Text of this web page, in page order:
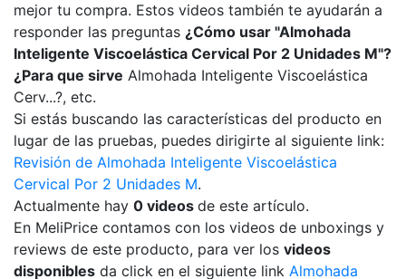
mejor tu compra. Estos videos también te ayudarán a
responder las preguntas ¿Cómo usar "Almohada
Inteligente Viscoelástica Cervical Por 2 Unidades M"?
¿Para que sirve Almohada Inteligente Viscoelástica
Cerv...?, etc.
Si estás buscando las características del producto en
lugar de las pruebas, puedes dirigirte al siguiente link:
Revisión de Almohada Inteligente Viscoelástica
Cervical Por 2 Unidades M.
Actualmente hay 0 videos de este artículo.
En MeliPrice contamos con los videos de unboxings y
reviews de este producto, para ver los videos
disponibles da click en el siguiente link Almohada